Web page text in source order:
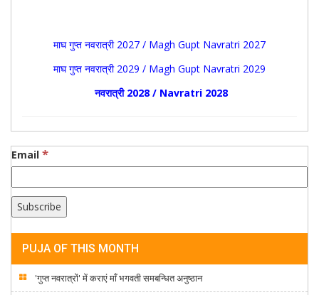
माघ गुप्त नवरात्री 2027 / Magh Gupt Navratri 2027
माघ गुप्त नवरात्री 2029 / Magh Gupt Navratri 2029
नवरात्री 2028 / Navratri 2028
Email *
PUJA OF THIS MONTH
'गुप्त नवरात्रों' में कराएं माँ भगवती समबन्धित अनुष्ठान